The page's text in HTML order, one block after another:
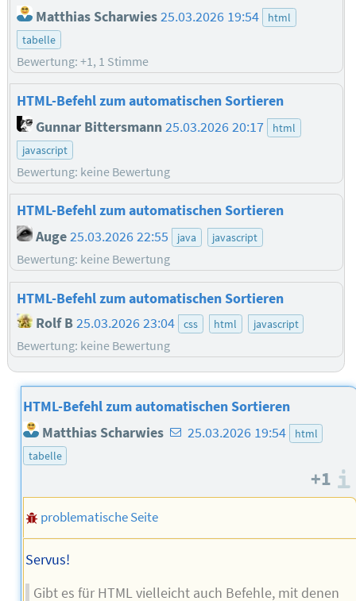
Matthias Scharwies25.03.2026 19:54
html
tabelle
Bewertung: +1, 1 Stimme
HTML-Befehl zum automatischen Sortieren
Gunnar Bittersmann25.03.2026 20:17
html
javascript
Bewertung: keine Bewertung
HTML-Befehl zum automatischen Sortieren
Auge25.03.2026 22:55 java javascript
Bewertung: keine Bewertung
HTML-Befehl zum automatischen Sortieren
Rolf B25.03.2026 23:04 css html javascript
Bewertung: keine Bewertung
HTML-Befehl zum automatischen Sortieren
Matthias Scharwies E-
des
25.03.2026 19:54
html
tabelle
+1
problematische Seite
Servus!
Gibt es für HTML vielleicht auch Befehle, mit denen